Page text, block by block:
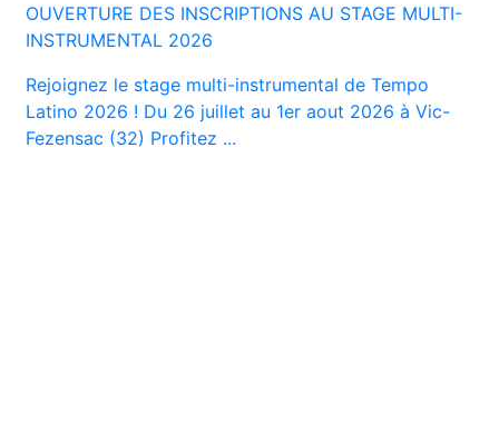
OUVERTURE DES INSCRIPTIONS AU STAGE MULTI-
INSTRUMENTAL 2026
Rejoignez le stage multi-instrumental de Tempo
Latino 2026 ! Du 26 juillet au 1er aout 2026 à Vic-
Fezensac (32) Profitez ...